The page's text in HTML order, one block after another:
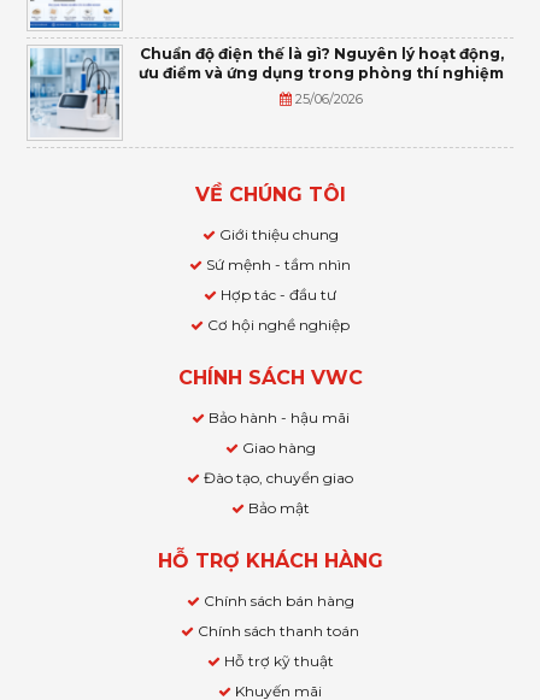
Chuẩn độ điện thế là gì? Nguyên lý hoạt động,
ưu điểm và ứng dụng trong phòng thí nghiệm
25/06/2026
VỀ CHÚNG TÔI
Giới thiệu chung
Sứ mệnh - tầm nhìn
Hợp tác - đầu tư
Cơ hội nghề nghiệp
CHÍNH SÁCH VWC
Bảo hành - hậu mãi
Giao hàng
Đào tạo, chuyển giao
Bảo mật
HỖ TRỢ KHÁCH HÀNG
Chính sách bán hàng
Chính sách thanh toán
Hỗ trợ kỹ thuật
Khuyến mãi